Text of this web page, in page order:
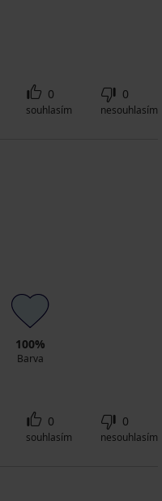
0
souhlasím
0
nesouhlasím
100%
Barva
0
souhlasím
0
nesouhlasím